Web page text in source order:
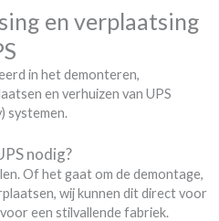
en verplaatsing
in het demonteren,
en verhuizen van UPS
systemen.
nodig?
Of het gaat om de demontage,
wij kunnen dit direct voor
een stilvallende fabriek.